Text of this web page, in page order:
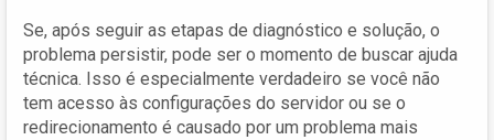
Se, após seguir as etapas de diagnóstico e solução, o
problema persistir, pode ser o momento de buscar ajuda
técnica. Isso é especialmente verdadeiro se você não
tem acesso às configurações do servidor ou se o
redirecionamento é causado por um problema mais